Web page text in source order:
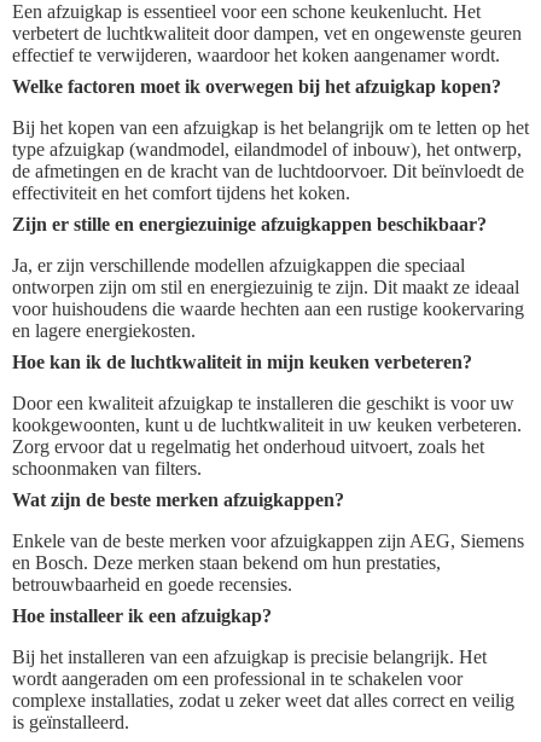
Een afzuigkap is essentieel voor een schone keukenlucht. Het
verbetert de luchtkwaliteit door dampen, vet en ongewenste geuren
effectief te verwijderen, waardoor het koken aangenamer wordt.
Welke factoren moet ik overwegen bij het afzuigkap kopen?
Bij het kopen van een afzuigkap is het belangrijk om te letten op het
type afzuigkap (wandmodel, eilandmodel of inbouw), het ontwerp,
de afmetingen en de kracht van de luchtdoorvoer. Dit beïnvloedt de
effectiviteit en het comfort tijdens het koken.
Zijn er stille en energiezuinige afzuigkappen beschikbaar?
Ja, er zijn verschillende modellen afzuigkappen die speciaal
ontworpen zijn om stil en energiezuinig te zijn. Dit maakt ze ideaal
voor huishoudens die waarde hechten aan een rustige kookervaring
en lagere energiekosten.
Hoe kan ik de luchtkwaliteit in mijn keuken verbeteren?
Door een kwaliteit afzuigkap te installeren die geschikt is voor uw
kookgewoonten, kunt u de luchtkwaliteit in uw keuken verbeteren.
Zorg ervoor dat u regelmatig het onderhoud uitvoert, zoals het
schoonmaken van filters.
Wat zijn de beste merken afzuigkappen?
Enkele van de beste merken voor afzuigkappen zijn AEG, Siemens
en Bosch. Deze merken staan bekend om hun prestaties,
betrouwbaarheid en goede recensies.
Hoe installeer ik een afzuigkap?
Bij het installeren van een afzuigkap is precisie belangrijk. Het
wordt aangeraden om een professional in te schakelen voor
complexe installaties, zodat u zeker weet dat alles correct en veilig
is geïnstalleerd.